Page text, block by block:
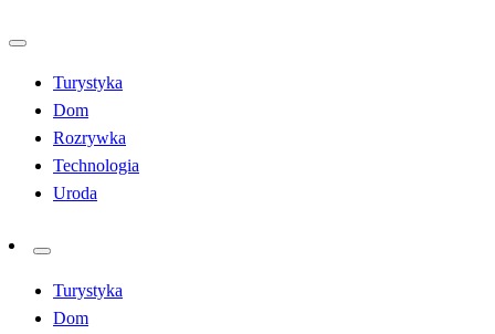
Przejdź
treści
Turystyka
Dom
Rozrywka
Technologia
Uroda
Turystyka
Dom